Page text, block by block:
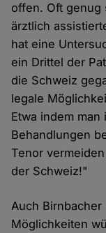
offen. Oft genug
ärztlich
hat eine
ein Drittel der
die Schweiz
legale
Etwa indem
Behandlungen
Tenor
der Schweiz!"
Auch
Möglichkeiten